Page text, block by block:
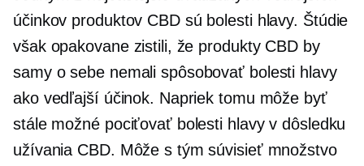
účinkov produktov CBD sú bolesti hlavy. Štúdie
však opakovane zistili, že produkty CBD by
samy o sebe nemali spôsobovať bolesti hlavy
ako vedľajší účinok. Napriek tomu môže byť
stále možné pociťovať bolesti hlavy v dôsledku
užívania CBD. Môže s tým súvisieť množstvo